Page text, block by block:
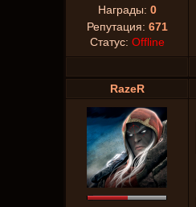
Награды: 0
Репутация: 671
Статус: Offline
RazeR